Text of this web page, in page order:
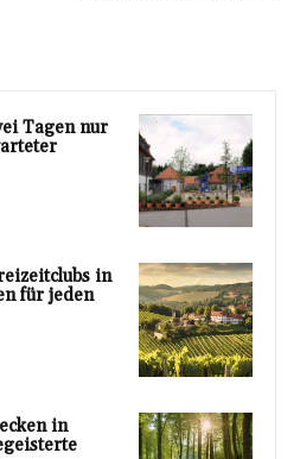
Tagen nur
in
für jeden
in